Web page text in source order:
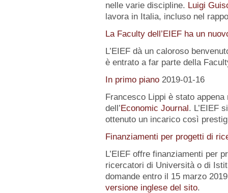
nelle varie discipline. Luigi
lavora in Italia, incluso nel
La Faculty dell’EIEF ha un
L’EIEF dà un caloroso
è entrato a far parte della
In primo piano 2019-01-16
Francesco Lippi è stato
dell’Economic Journal. L’EIEF
ottenuto un incarico così
Finanziamenti per progetti di
L’EIEF offre finanziamenti per
ricercatori di Università o di
domande entro il 15 marzo
versione inglese del sito.